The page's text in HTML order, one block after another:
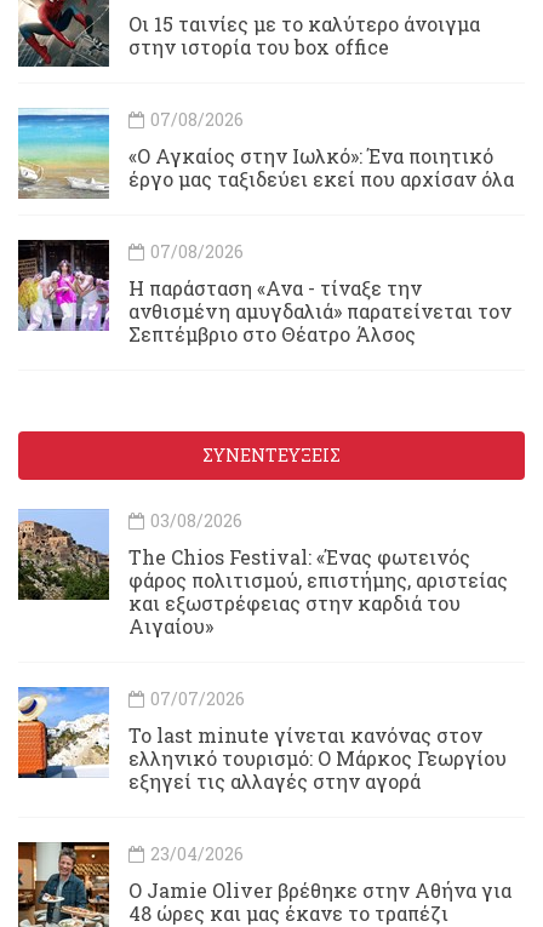
Οι 15 ταινίες με το καλύτερο άνοιγμα
στην ιστορία του box office
07/08/2026
«Ο Αγκαίος στην Ιωλκό»: Ένα ποιητικό
έργο μας ταξιδεύει εκεί που αρχίσαν όλα
07/08/2026
Η παράσταση «Ανα - τίναξε την
ανθισμένη αμυγδαλιά» παρατείνεται τον
Σεπτέμβριο στο Θέατρο Άλσος
ΣΥΝΕΝΤΕΥΞΕΙΣ
03/08/2026
Τhe Chios Festival: «Ένας φωτεινός
φάρος πολιτισμού, επιστήμης, αριστείας
και εξωστρέφειας στην καρδιά του
Αιγαίου»
07/07/2026
Το last minute γίνεται κανόνας στον
ελληνικό τουρισμό: Ο Μάρκος Γεωργίου
εξηγεί τις αλλαγές στην αγορά
23/04/2026
Ο Jamie Oliver βρέθηκε στην Αθήνα για
48 ώρες και μας έκανε το τραπέζι